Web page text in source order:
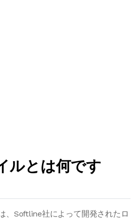
ルとは何です
、Softline社によって開発されたロ